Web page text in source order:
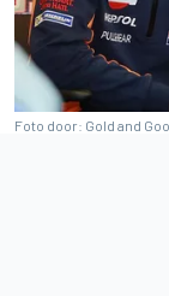
Foto door: Gold and